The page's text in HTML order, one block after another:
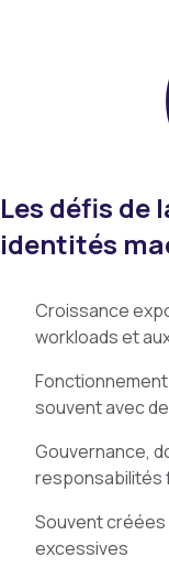
Les défis de
identités
Croissance
workloads et
souvent avec
Gouvernance,
responsabilités
Souvent
excessives